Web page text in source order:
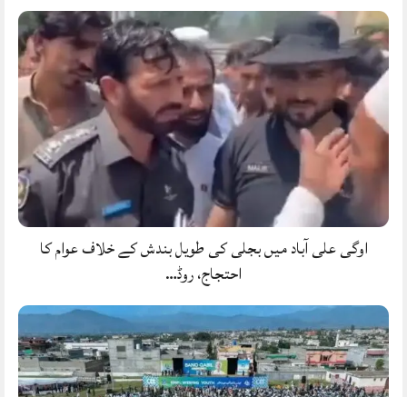
اوگی علی آباد میں بجلی کی طویل بندش کے خلاف عوام کا
احتجاج، روڈ…